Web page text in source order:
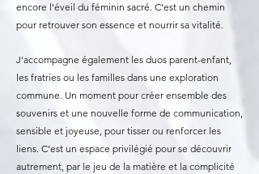
encore l'éveil du féminin sacré. C’est un chemin
pour retrouver son essence et nourrir sa vitalité.
J'accompagne également les duos parent-enfant,
les fratries ou les familles dans une exploration
commune. Un moment pour créer ensemble des
souvenirs et une nouvelle forme de communication,
sensible et joyeuse, pour tisser ou renforcer les
liens. C’est un espace privilégié pour se découvrir
autrement, par le jeu de la matière et la complicité